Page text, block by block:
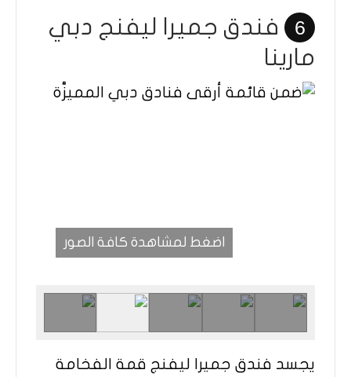
6
فندق جميرا ليفنج دبي
مارينا
اضغط لمشاهدة كافة الصور
يجسد فندق جميرا ليفنج قمة الفخامة